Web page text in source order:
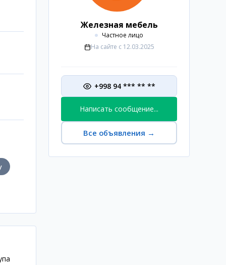
Железная мебель
Частное лицо
На сайте с 12.03.2025
+998 94 *** ** **
Написать сообщение...
Все объявления →